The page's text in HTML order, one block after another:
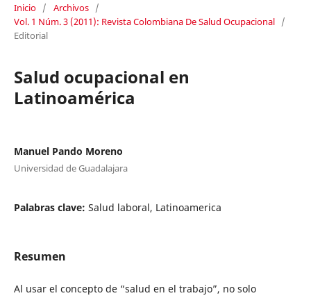
Inicio / Archivos /
Vol. 1 Núm. 3 (2011): Revista Colombiana De Salud Ocupacional /
Editorial
Salud ocupacional en
Latinoamérica
Manuel Pando Moreno
Universidad de Guadalajara
Palabras clave: Salud laboral, Latinoamerica
Resumen
Al usar el concepto de “salud en el trabajo”, no solo